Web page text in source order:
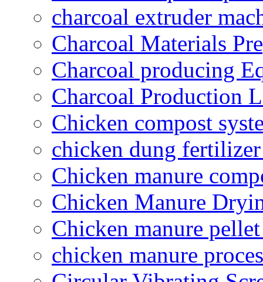
charcoal extruder
Charcoal Materials
Charcoal producing
Charcoal Production
Chicken compost
chicken dung
Chicken manure
Chicken Manure
Chicken manure
chicken manure